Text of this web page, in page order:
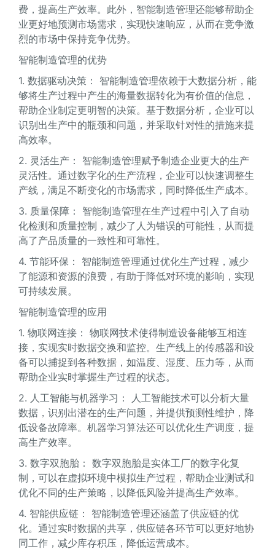
费，提高生产效率。此外，智能制造管理还能够帮助企
业更好地预测市场需求，实现快速响应，从而在竞争激
烈的市场中保持竞争优势。
智能制造管理的优势
1. 数据驱动决策： 智能制造管理依赖于大数据分析，能
够将生产过程中产生的海量数据转化为有价值的信息，
帮助企业制定更明智的决策。基于数据分析，企业可以
识别出生产中的瓶颈和问题，并采取针对性的措施来提
高效率。
2. 灵活生产： 智能制造管理赋予制造企业更大的生产
灵活性。通过数字化的生产流程，企业可以快速调整生
产线，满足不断变化的市场需求，同时降低生产成本。
3. 质量保障： 智能制造管理在生产过程中引入了自动
化检测和质量控制，减少了人为错误的可能性，从而提
高了产品质量的一致性和可靠性。
4. 节能环保： 智能制造管理通过优化生产过程，减少
了能源和资源的浪费，有助于降低对环境的影响，实现
可持续发展。
智能制造管理的应用
1. 物联网连接： 物联网技术使得制造设备能够互相连
接，实现实时数据交换和监控。生产线上的传感器和设
备可以捕捉到各种数据，如温度、湿度、压力等，从而
帮助企业实时掌握生产过程的状态。
2. 人工智能与机器学习： 人工智能技术可以分析大量
数据，识别出潜在的生产问题，并提供预测性维护，降
低设备故障率。机器学习算法还可以优化生产调度，提
高生产效率。
3. 数字双胞胎： 数字双胞胎是实体工厂的数字化复
制，可以在虚拟环境中模拟生产过程，帮助企业测试和
优化不同的生产策略，以降低风险并提高生产效率。
4. 智能供应链： 智能制造管理还涵盖了供应链的优
化。通过实时数据的共享，供应链各环节可以更好地协
同工作，减少库存积压，降低运营成本。